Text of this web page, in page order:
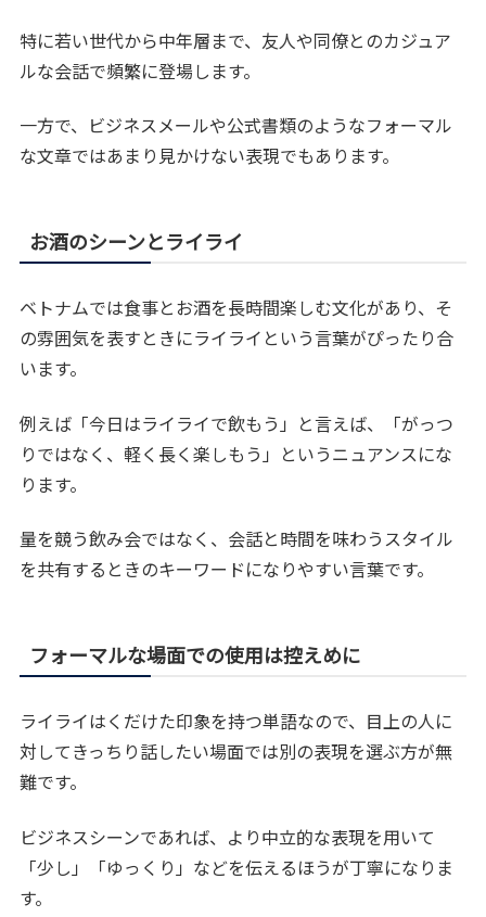
特に若い世代から中年層まで、友人や同僚とのカジュア
ルな会話で頻繁に登場します。
一方で、ビジネスメールや公式書類のようなフォーマル
な文章ではあまり見かけない表現でもあります。
お酒のシーンとライライ
ベトナムでは食事とお酒を長時間楽しむ文化があり、そ
の雰囲気を表すときにライライという言葉がぴったり合
います。
例えば「今日はライライで飲もう」と言えば、「がっつ
りではなく、軽く長く楽しもう」というニュアンスにな
ります。
量を競う飲み会ではなく、会話と時間を味わうスタイル
を共有するときのキーワードになりやすい言葉です。
フォーマルな場面での使用は控えめに
ライライはくだけた印象を持つ単語なので、目上の人に
対してきっちり話したい場面では別の表現を選ぶ方が無
難です。
ビジネスシーンであれば、より中立的な表現を用いて
「少し」「ゆっくり」などを伝えるほうが丁寧になりま
す。